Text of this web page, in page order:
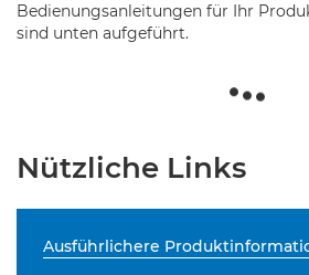
Bedienungsanleitungen für Ihr
sind unten aufgeführt.
Nützliche Links
Ausführlichere